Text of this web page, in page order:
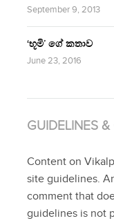
September 9, 2013
‘භූමි’ ගේ කතාව
June 23, 2016
GUIDELINES
Content on
site guidelines.
comment that
guidelines is not